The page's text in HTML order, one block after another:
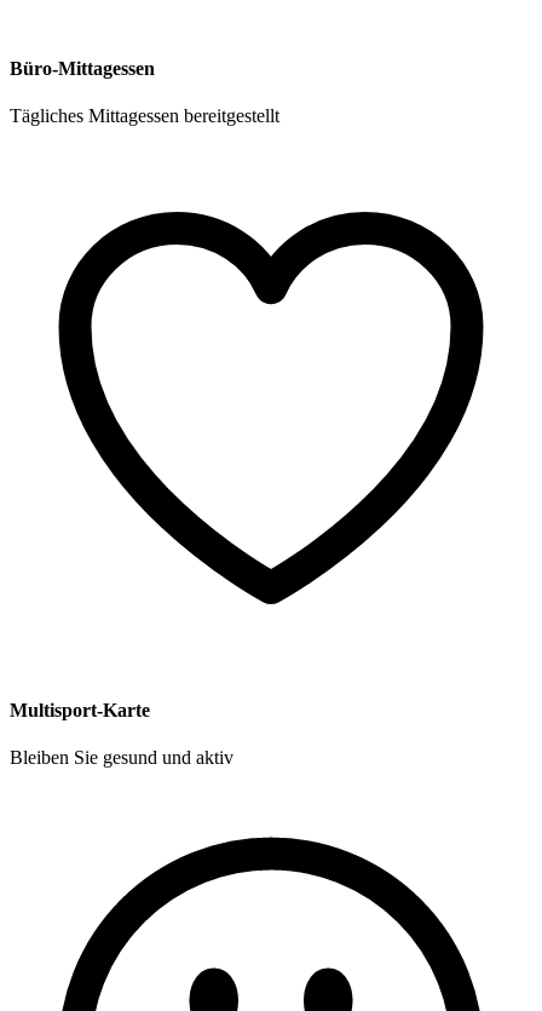
Büro-Mittagessen
Tägliches Mittagessen bereitgestellt
Multisport-Karte
Bleiben Sie gesund und aktiv